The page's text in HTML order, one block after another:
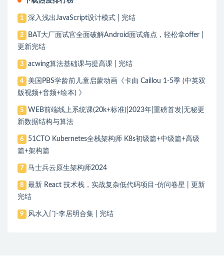
1 深入浅出JavaScript设计模式 | 完结
2
BAT大厂面试官全面破解Android面试痛点，轻松拿offer |
更新完结
3 acwing算法基础课与提高课 | 完结
4
美国PBS学龄前儿童启蒙动画《卡由 Caillou 1-5季 (中英双
版视频+音频+绘本) 》
5
WEB前端线上系统课(20k+标准)|2023年|重磅首发|无秘更
新数据结构与算法
6
51CTO Kubernetes全栈架构师 K8s初级篇+中级篇+高级
篇+架构篇
7 马士兵云原生架构师2024
8
最新 React 技术栈，实战复杂低代码项目-仿问卷星 | 更新
完结
9 风水入门-李居明合集 | 完结